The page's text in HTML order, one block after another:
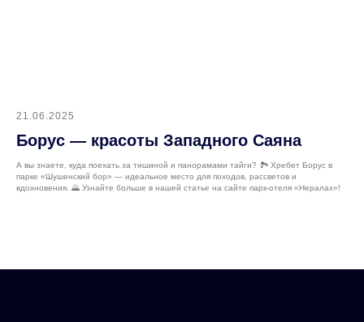
21.06.2025
Борус — красоты Западного Саяна
А вы знаете, куда поехать за тишиной и панорамами тайги? 🏞 Хребет Борус в
парке «Шушенский бор» — идеальное место для походов, рассветов и
вдохновения. 🌄 Узнайте больше в нашей статье на сайте парк-отеля «Нералах»!